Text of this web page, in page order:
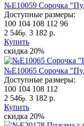
№Е10059 Сорочка
Доступные размеры:
100 104 108 112 96
2 546р. 3 182 р.
Купить
скидка 20%
№Е10065 Сорочка
Доступные размеры:
100 104 108 112
2 546р. 3 182 р.
Купить
скидка 20%